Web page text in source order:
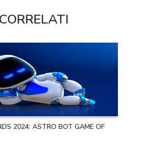
2024: ASTRO BOT GAME OF